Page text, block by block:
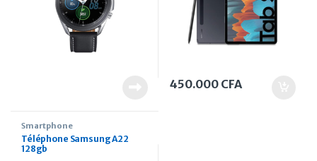
450.000 CFA
Smartphone
Téléphone Samsung A22
128gb